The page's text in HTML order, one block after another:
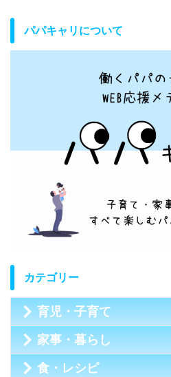
パパキャリについて
カテゴリー
育児・子育て
家事・暮らし
食・レシピ